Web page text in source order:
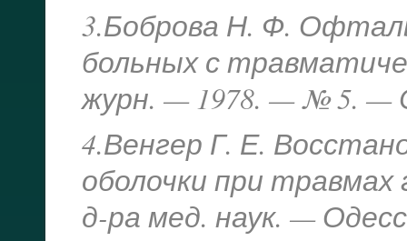
3.Боброва Н. Ф.
больных с
журн. — 1978. — № 5. —
4.Венгер Г. Е.
оболочки при травмах
д-ра мед. наук. —